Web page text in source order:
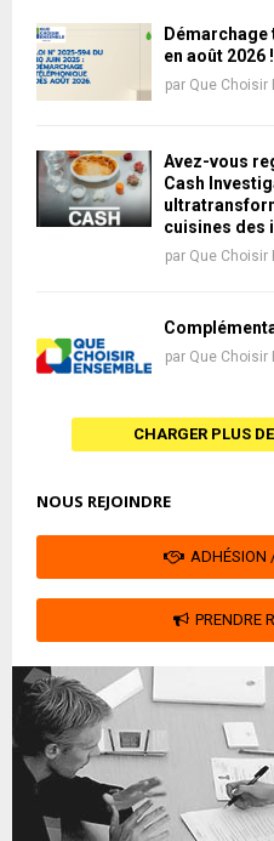
en août 2026 !
par Que Choisir
Avez-vous
Cash
cuisines des
par Que Choisir
par Que Choisir
CHARGER PLUS
NOUS REJOINDRE
ADHÉSION
PRENDRE